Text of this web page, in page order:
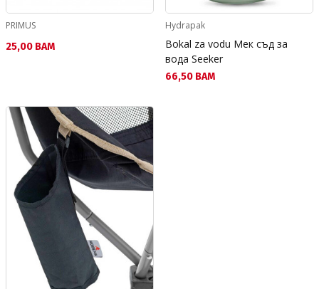
PRIMUS
Текуща цена:
25,00 BAM
Hydrapak
Bokal za vodu Мек съд за
вода Seeker
Текуща цена:
66,50 BAM